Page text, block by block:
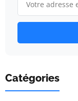
Catégories